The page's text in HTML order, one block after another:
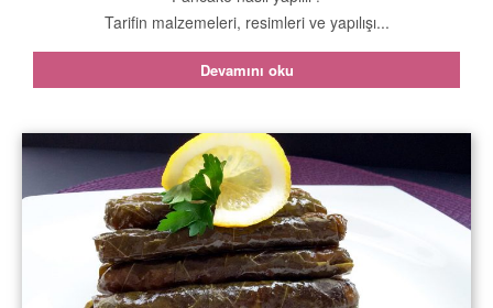
Tarifin malzemeleri, resimleri ve yapılışı...
Devamını oku